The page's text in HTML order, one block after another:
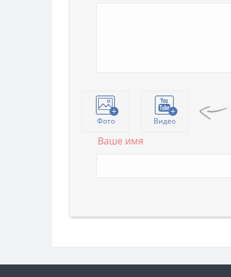
Фото Видео
Ваше имя